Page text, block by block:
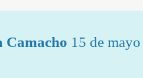
Camacho 15 de